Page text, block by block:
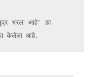
भरला आहे’ ह्या
केलेला आहे.